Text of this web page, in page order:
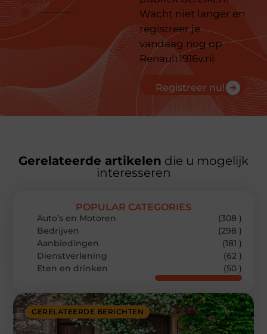
Wacht niet langer en
registreer je
vandaag nog op
Renault1916v.nl
Registreer nu!
Gerelateerde artikelen die u mogelijk
interesseren
GERELATEERDE BERICHTEN
POPULAR CATEGORIES
Auto’s en Motoren
(308 )
Bedrijven
(298 )
Aanbiedingen
(181 )
Dienstverlening
(62 )
Eten en drinken
(50 )